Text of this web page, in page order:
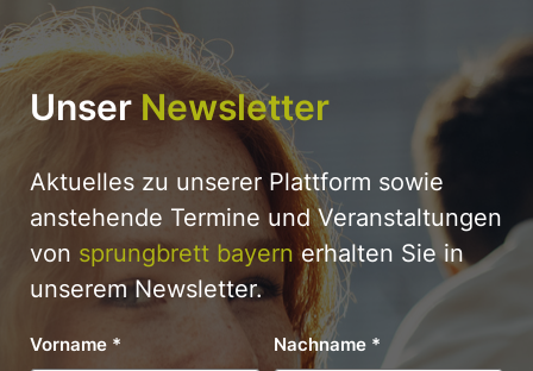
Unser Newsletter
Aktuelles zu unserer Plattform sowie
anstehende Termine und Veranstaltungen
von sprungbrett bayern erhalten Sie in
unserem Newsletter.
Vorname * Nachname *